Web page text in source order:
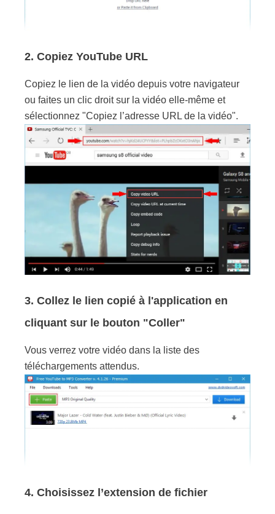
2. Copiez YouTube URL
Copiez le lien de la vidéo depuis votre navigateur
ou faites un clic droit sur la vidéo elle-même et
sélectionnez "Copiez l’adresse URL de la vidéo".
3. Collez le lien copié à l'application en
cliquant sur le bouton "Coller"
Vous verrez votre vidéo dans la liste des
téléchargements attendus.
4. Choisissez l’extension de fichier